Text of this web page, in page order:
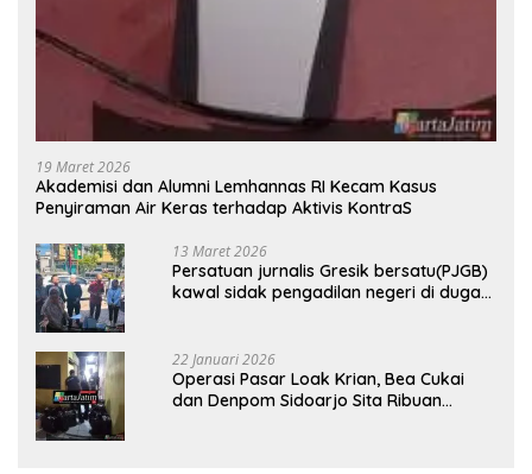
19 Maret 2026
Akademisi dan Alumni Lemhannas RI Kecam Kasus
Penyiraman Air Keras terhadap Aktivis KontraS
13 Maret 2026
Persatuan jurnalis Gresik bersatu(PJGB)
kawal sidak pengadilan negeri di duga
22 Januari 2026
Operasi Pasar Loak Krian, Bea Cukai
dan Denpom Sidoarjo Sita Ribuan